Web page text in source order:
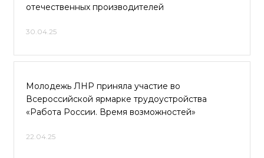
отечественных производителей
30.04.25
Молодежь ЛНР приняла участие во
Всероссийской ярмарке трудоустройства
«Работа России. Время возможностей»
22.04.25